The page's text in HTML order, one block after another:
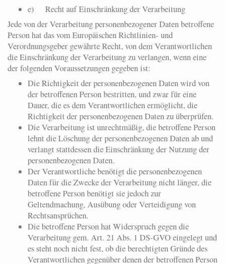
e) Recht auf Einschränkung der Verarbeitung
Jede von der Verarbeitung personenbezogener Daten betroffene
Person hat das vom Europäischen Richtlinien- und
Verordnungsgeber gewährte Recht, von dem Verantwortlichen
die Einschränkung der Verarbeitung zu verlangen, wenn eine
der folgenden Voraussetzungen gegeben ist:
Die Richtigkeit der personenbezogenen Daten wird von
der betroffenen Person bestritten, und zwar für eine
Dauer, die es dem Verantwortlichen ermöglicht, die
Richtigkeit der personenbezogenen Daten zu überprüfen.
Die Verarbeitung ist unrechtmäßig, die betroffene Person
lehnt die Löschung der personenbezogenen Daten ab und
verlangt stattdessen die Einschränkung der Nutzung der
personenbezogenen Daten.
Der Verantwortliche benötigt die personenbezogenen
Daten für die Zwecke der Verarbeitung nicht länger, die
betroffene Person benötigt sie jedoch zur
Geltendmachung, Ausübung oder Verteidigung von
Rechtsansprüchen.
Die betroffene Person hat Widerspruch gegen die
Verarbeitung gem. Art. 21 Abs. 1 DS-GVO eingelegt und
es steht noch nicht fest, ob die berechtigten Gründe des
Verantwortlichen gegenüber denen der betroffenen Person